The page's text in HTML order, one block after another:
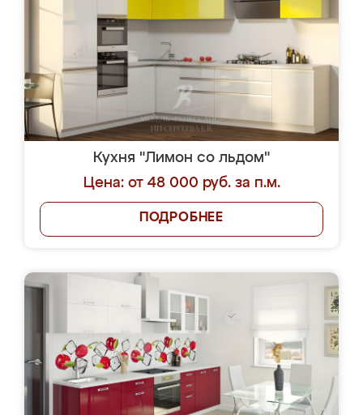
Кухня "Лимон со льдом"
Цена: от 48 000 руб. за п.м.
ПОДРОБНЕЕ